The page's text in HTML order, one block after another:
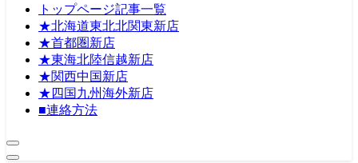
トップページ記事一覧
★北海道東北北関東新店
★首都圏新店
★東海北陸信越新店
★関西中国新店
★四国九州海外新店
■連絡方法